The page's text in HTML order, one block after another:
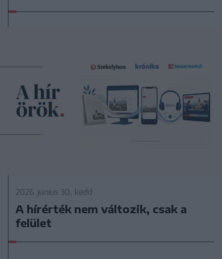
2026. június 30., kedd
A hírérték nem változik, csak a
felület